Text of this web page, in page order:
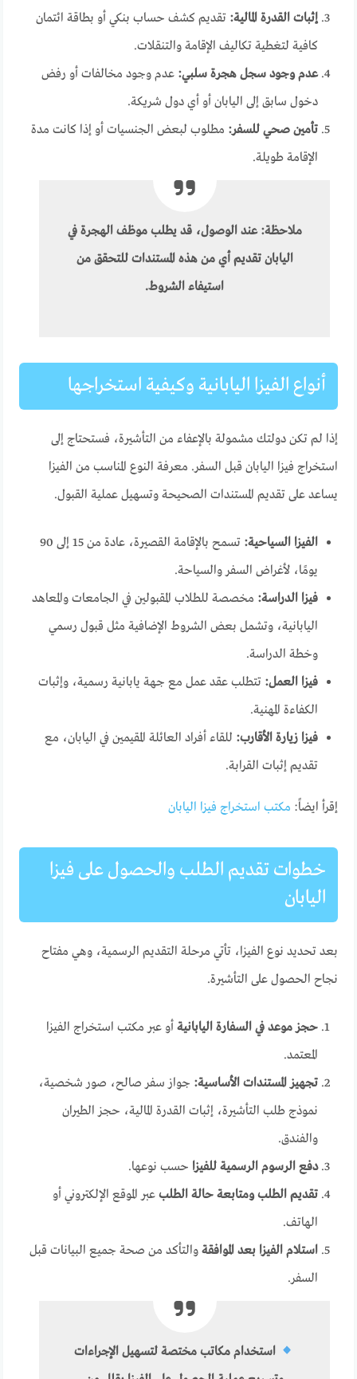
إثبات القدرة المالية: تقديم كشف حساب بنكي أو بطاقة ائتمان
كافية لتغطية تكاليف الإقامة والتنقلات.
عدم وجود سجل هجرة سلبي: عدم وجود مخالفات أو رفض
دخول سابق إلى اليابان أو أي دول شريكة.
تأمين صحي للسفر: مطلوب لبعض الجنسيات أو إذا كانت مدة
الإقامة طويلة.
ملاحظة: عند الوصول، قد يطلب موظف الهجرة في
اليابان تقديم أي من هذه المستندات للتحقق من
استيفاء الشروط.
أنواع الفيزا اليابانية وكيفية استخراجها
إذا لم تكن دولتك مشمولة بالإعفاء من التأشيرة، فستحتاج إلى
استخراج فيزا اليابان قبل السفر. معرفة النوع المناسب من الفيزا
يساعد على تقديم المستندات الصحيحة وتسهيل عملية القبول.
الفيزا السياحية:
تسمح بالإقامة القصيرة، عادة من 15 إلى 90
يومًا، لأغراض السفر والسياحة.
فيزا الدراسة: مخصصة للطلاب المقبولين في الجامعات والمعاهد
اليابانية، وتشمل بعض الشروط الإضافية مثل قبول رسمي
وخطة الدراسة.
فيزا العمل: تتطلب عقد عمل مع جهة يابانية رسمية، وإثبات
الكفاءة المهنية.
فيزا زيارة الأقارب: للقاء أفراد العائلة المقيمين في اليابان، مع
تقديم إثبات القرابة.
إقرأ ايضاً: مكتب استخراج فيزا اليابان
خطوات تقديم الطلب والحصول على فيزا
اليابان
بعد تحديد نوع الفيزا، تأتي مرحلة التقديم الرسمية، وهي مفتاح
نجاح الحصول على التأشيرة.
حجز موعد في السفارة اليابانية أو عبر مكتب استخراج الفيزا
المعتمد.
تجهيز المستندات الأساسية: جواز سفر صالح، صور شخصية،
نموذج طلب التأشيرة، إثبات القدرة المالية، حجز الطيران
والفندق.
دفع الرسوم الرسمية للفيزا حسب نوعها.
تقديم الطلب ومتابعة حالة الطلب عبر الموقع الإلكتروني أو
الهاتف.
استلام الفيزا بعد الموافقة والتأكد من صحة جميع البيانات قبل
السفر.
استخدام مكاتب مختصةلتسهيل الإجراءات